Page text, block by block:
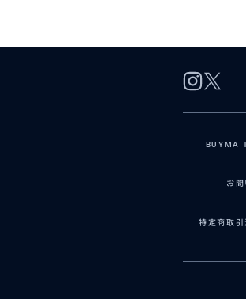
BUYMA
お
特定商取